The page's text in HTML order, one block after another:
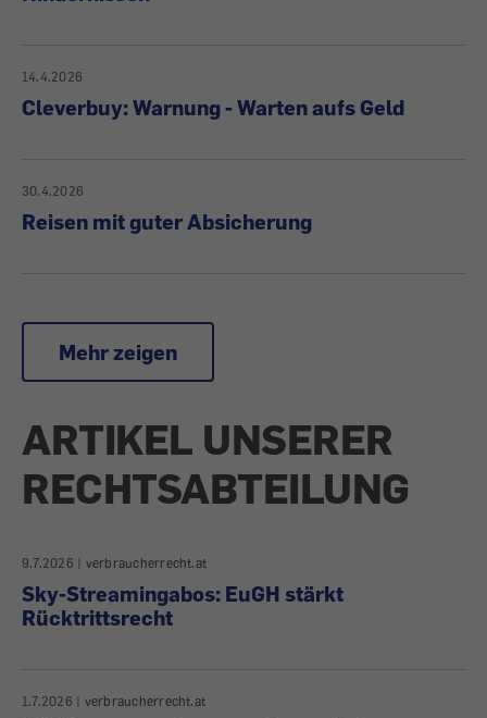
14.4.2026
Cleverbuy: Warnung - Warten aufs Geld
30.4.2026
Reisen mit guter Absicherung
Mehr zeigen
ARTIKEL UNSERER
RECHTSABTEILUNG
9.7.2026 | verbraucherrecht.at
Sky-Streamingabos: EuGH stärkt
Rücktrittsrecht
1.7.2026 | verbraucherrecht.at